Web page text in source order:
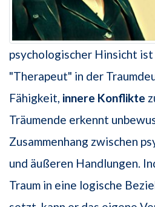
psychologischer Hinsicht ist
"Therapeut" in der
Fähigkeit, innere Konflikte
Träumende erkennt
Zusammenhang zwischen
und äußeren Handlungen.
Traum in eine logische